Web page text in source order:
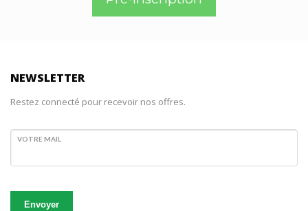
NEWSLETTER
Restez connecté pour recevoir nos offres.
VOTRE MAIL
Envoyer